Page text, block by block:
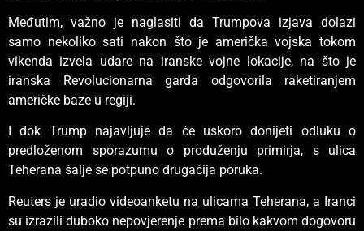
Međutim, važno je naglasiti da Trumpova izjava dolazi
samo nekoliko sati nakon što je američka vojska tokom
vikenda izvela udare na iranske vojne lokacije, na što je
iranska Revolucionarna garda odgovorila raketiranjem
američke baze u regiji.
I dok Trump najavljuje da će uskoro donijeti odluku o
predloženom sporazumu o produženju primirja, s ulica
Teherana šalje se potpuno drugačija poruka.
Reuters je uradio videoanketu na ulicama Teherana, a Iranci
su izrazili duboko nepovjerenje prema bilo kakvom dogovoru